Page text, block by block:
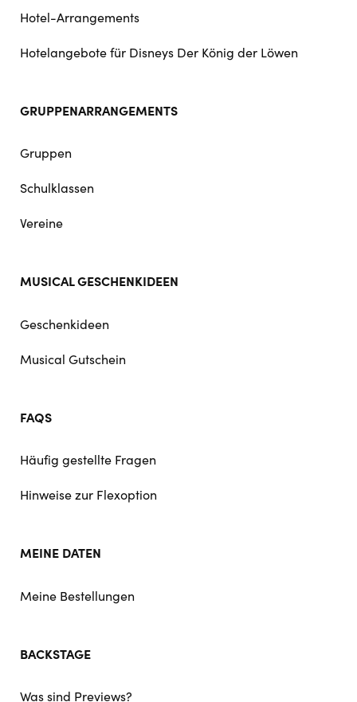
Hotel-Arrangements
Hotelangebote für Disneys Der König der Löwen
GRUPPENARRANGEMENTS
Gruppen
Schulklassen
Vereine
MUSICAL GESCHENKIDEEN
Geschenkideen
Musical Gutschein
FAQS
Häufig gestellte Fragen
Hinweise zur Flexoption
MEINE DATEN
Meine Bestellungen
BACKSTAGE
Was sind Previews?